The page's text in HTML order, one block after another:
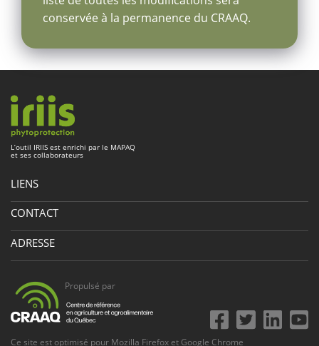
conservée à la permanence du CRAAQ.
L’outil IRIIS est enrichi par le MAPAQ
et ses collaborateurs
LIENS
À propos
Fournir des images
Crédits photo
Conditions d'utilisation
Admin
CONTACT
Téléphone :
Sans frais :1 888 535-2537
Courriel :
iriisphytoprotection@craaq.qc.ca
ADRESSE
2875, boulevard Laurier, 9
Québec ( Québec)G1V 2M2
Canada
Propulsé par
Ce site est optimisé pour Mozilla Firefox et Google Chrome